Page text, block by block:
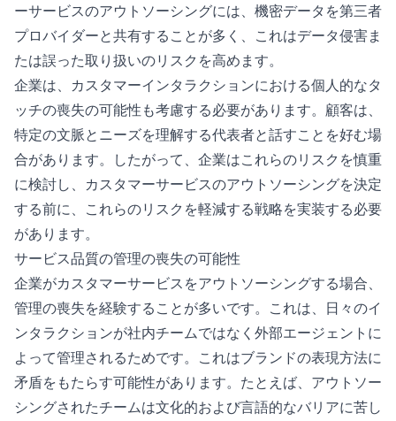
ーサービスのアウトソーシングには、機密データを第三者
プロバイダーと共有することが多く、これはデータ侵害ま
たは誤った取り扱いのリスクを高めます。
企業は、カスタマーインタラクションにおける個人的なタ
ッチの喪失の可能性も考慮する必要があります。顧客は、
特定の文脈とニーズを理解する代表者と話すことを好む場
合があります。したがって、企業はこれらのリスクを慎重
に検討し、カスタマーサービスのアウトソーシングを決定
する前に、これらのリスクを軽減する戦略を実装する必要
があります。
サービス品質の管理の喪失の可能性
企業がカスタマーサービスをアウトソーシングする場合、
管理の喪失を経験することが多いです。これは、日々のイ
ンタラクションが社内チームではなく外部エージェントに
よって管理されるためです。これはブランドの表現方法に
矛盾をもたらす可能性があります。たとえば、アウトソー
シングされたチームは文化的および言語的なバリアに苦し